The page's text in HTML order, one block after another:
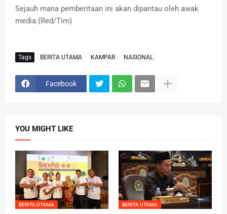
Sejauh mana pemberitaan ini akan dipantau oleh awak
media.(Red/Tim)
Tags BERITA UTAMA KAMPAR NASIONAL
Facebook
YOU MIGHT LIKE
BERITA UTAMA BERITA UTAMA